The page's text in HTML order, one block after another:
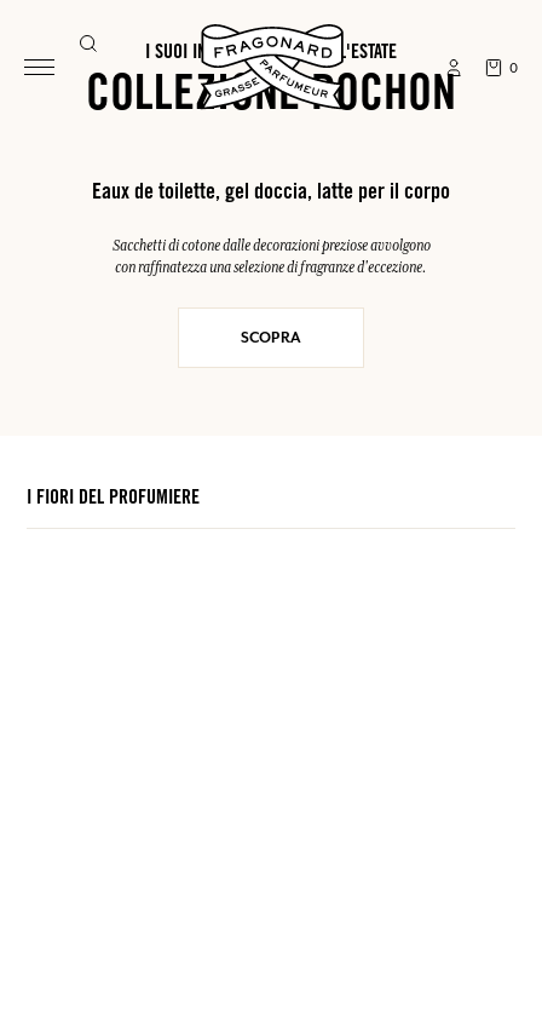
0
I SUOI INDISPENSABILI PER L'ESTATE
COLLEZIONE POCHON
Eaux de toilette, gel doccia, latte per il corpo
Sacchetti di cotone dalle decorazioni preziose avvolgono
con raffinatezza una selezione di fragranze d'eccezione.
SCOPRA
I FIORI DEL PROFUMIERE